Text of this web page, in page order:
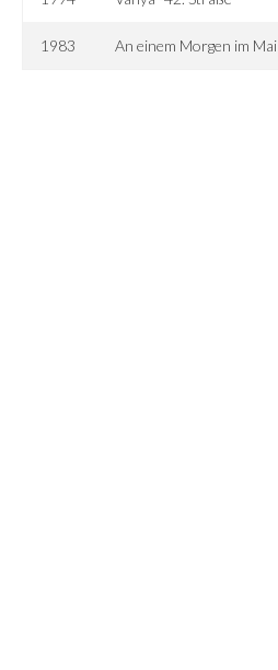
1983 An einem Morgen im Mai